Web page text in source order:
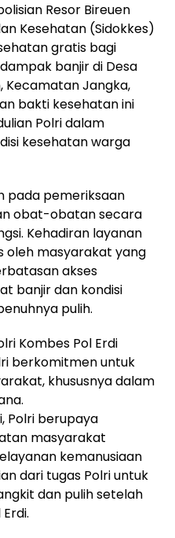
Resor Bireuen
Kesehatan (Sidokkes)
gratis bagi
banjir di Desa
Kecamatan Jangka,
bakti kesehatan ini
Polri dalam
kesehatan warga
pada pemeriksaan
obat-obatan secara
Kehadiran layanan
oleh masyarakat yang
akses
banjir dan kondisi
pulih.
Kombes Pol Erdi
berkomitmen untuk
khususnya dalam
Polri berupaya
masyarakat
kemanusiaan
dari tugas Polri untuk
dan pulih setelah